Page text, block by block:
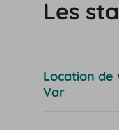
Les
Location
Var